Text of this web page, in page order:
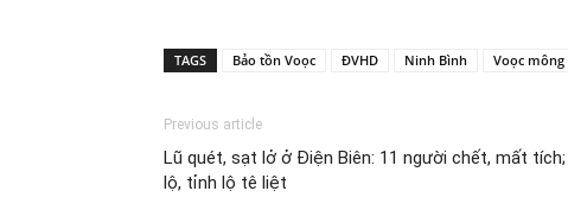
TAGS Bảo tồn Voọc ĐVHD Ninh Bình Voọc
Previous article
Lũ quét, sạt lở ở Điện Biên: 11 người chết, mất
lộ, tỉnh lộ tê liệt